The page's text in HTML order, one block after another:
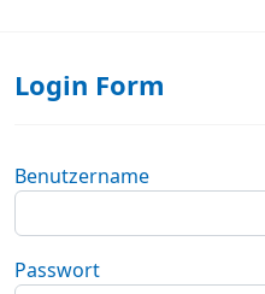
Login Form
Benutzername
Passwort